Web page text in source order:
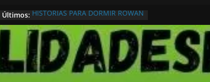
Últimos: HISTORIAS PARA DORMIR ROWAN